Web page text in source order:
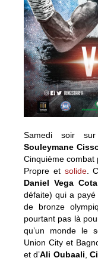
Samedi soir
Souleymane
Cinquième combat
Propre et solide.
Daniel Vega Cota
défaite) qui a
de bronze
pourtant pas là
qu’un monde le
Union City et
et d’Ali Oubaali ,